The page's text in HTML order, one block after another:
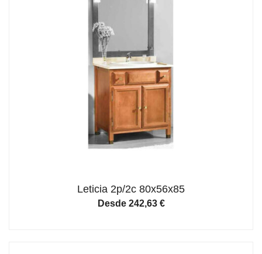
Leticia 2p/2c 80x56x85
Desde 242,63 €